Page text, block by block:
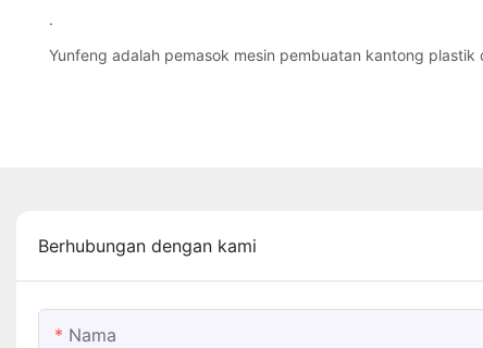
.
Yunfeng adalah pemasok mesin pembuatan kantong
Berhubungan dengan kami
Nama